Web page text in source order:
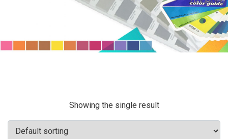
Showing the single result